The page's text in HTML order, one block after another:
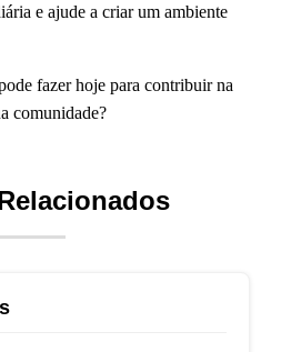
e ajude a criar um ambiente
fazer hoje para contribuir na
comunidade?